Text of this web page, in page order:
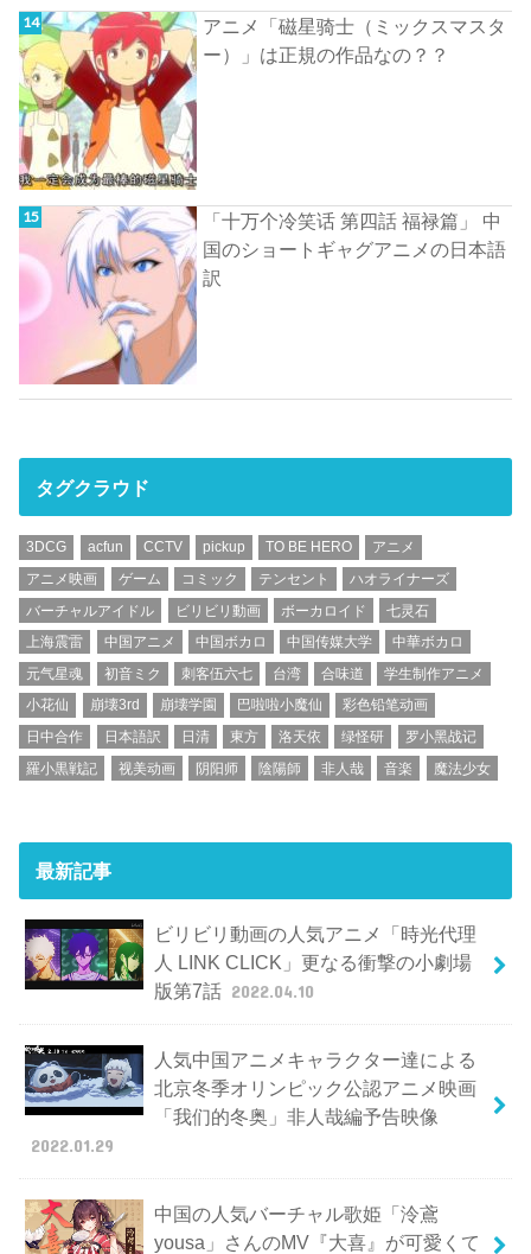
アニメ「磁星骑士（ミックスマスタ
ー）」は正規の作品なの？？
「十万个冷笑话 第四話 福禄篇」 中
国のショートギャグアニメの日本語
訳
タグクラウド
3DCG acfun CCTV pickup TO BE HERO
アニメ
アニメ映画
ゲーム コミック テンセント
ハオライナーズ
バーチャルアイドル
ビリビリ動画 ボーカロイド
七灵石
上海震雷
中国アニメ 中国ボカロ 中国传媒大学
中華ボカロ
元气星魂
初音ミク 刺客伍六七 台湾 合味道
学生制作アニメ
小花仙
崩壊3rd 崩壊学園 巴啦啦小魔仙
彩色铅笔动画
日中合作
日本語訳 日清 東方 洛天依 绿怪研
罗小黑战记
羅小黒戦記
视美动画 阴阳师 陰陽師 非人哉 音楽 魔法少女
最新記事
ビリビリ動画の人気アニメ「時光代理
人 LINK CLICK」更なる衝撃の小劇場
版第7話 2022.04.10
人気中国アニメキャラクター達による
北京冬季オリンピック公認アニメ映画
「我们的冬奥」非人哉編予告映像
2022.01.29
中国の人気バーチャル歌姫「泠鳶
yousa」さんのMV『大喜』が可愛くて